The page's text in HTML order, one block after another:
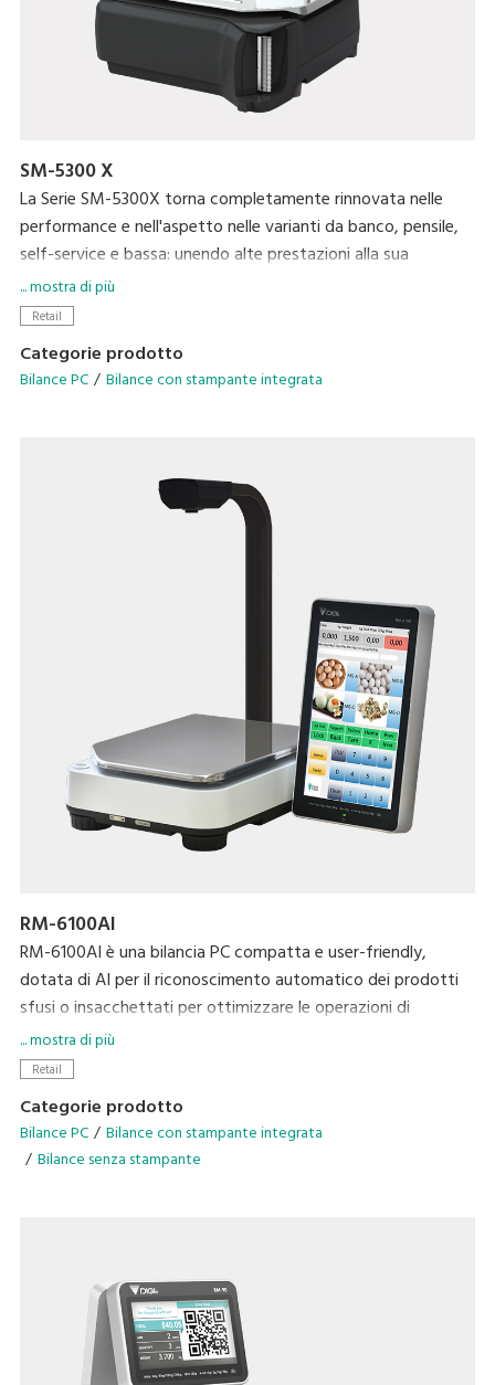
SM-5300 X
La Serie SM-5300X torna completamente rinnovata nelle
performance e nell'aspetto nelle varianti da banco, pensile,
self-service e bassa: unendo alte prestazioni alla sua
flessibilità, questa soluzione di pesatura moderna si adatta ai
diversi bisogni dei retailer. La sua interfaccia utente smart
adatta ad accogliere programmazioni personalizzate e
soluzioni future. Il display 10'' permette la visualizzazione di
qualità di stampa a 300 dpi è disponibile con stampante
tradizionale o linerless, per godere del risparmio di questa
... mostra di più
Retail
Categorie prodotto
Bilance PC Bilance con stampante integrata
RM-6100AI
RM-6100AI è una bilancia PC compatta e user-friendly,
dotata di AI per il riconoscimento automatico dei prodotti
sfusi o insacchettati per ottimizzare le operazioni di
checkout, rendendole rapide e smart.
... mostra di più
Retail
Categorie prodotto
Bilance PC
Bilance con stampante integrata
Bilance senza stampante